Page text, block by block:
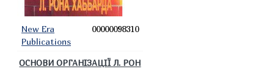
New Era
Publications
00000098310
ОСНОВИ ОРГАНІЗАЦІЇ Л. РОН